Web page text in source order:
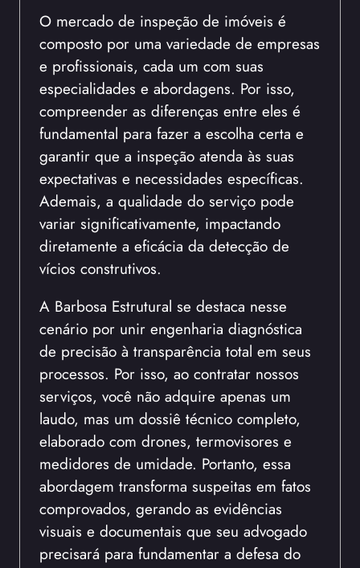
O mercado de inspeção de imóveis é
composto por uma variedade de empresas
e profissionais, cada um com suas
especialidades e abordagens. Por isso,
compreender as diferenças entre eles é
fundamental para fazer a escolha certa e
garantir que a inspeção atenda às suas
expectativas e necessidades específicas.
Ademais, a qualidade do serviço pode
variar significativamente, impactando
diretamente a eficácia da detecção de
vícios construtivos.
A Barbosa Estrutural se destaca nesse
cenário por unir engenharia diagnóstica
de precisão à transparência total em seus
processos. Por isso, ao contratar nossos
serviços, você não adquire apenas um
laudo, mas um dossiê técnico completo,
elaborado com drones, termovisores e
medidores de umidade. Portanto, essa
abordagem transforma suspeitas em fatos
comprovados, gerando as evidências
visuais e documentais que seu advogado
precisará para fundamentar a defesa do